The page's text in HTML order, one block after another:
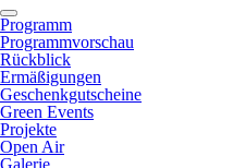
Programm
Programmvorschau
Rückblick
Ermäßigungen
Geschenkgutscheine
Green Events
Projekte
Open Air
Galerie